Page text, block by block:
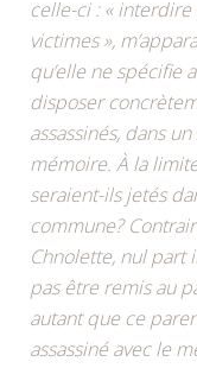
celle-ci : « interdire
victimes »,
qu’elle ne spécifie
disposer
assassinés, dans
mémoire. À la
seraient-ils jetés
commune?
Chnolette, nul part
pas être remis au
autant que ce
assassiné avec le